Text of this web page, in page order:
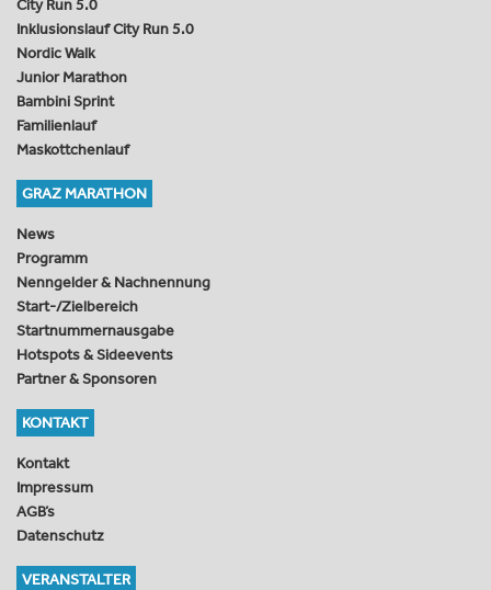
City Run 5.0
Inklusionslauf City Run 5.0
Nordic Walk
Junior Marathon
Bambini Sprint
Familienlauf
Maskottchenlauf
GRAZ MARATHON
News
Programm
Nenngelder & Nachnennung
Start-/Zielbereich
Startnummernausgabe
Hotspots & Sideevents
Partner & Sponsoren
KONTAKT
Kontakt
Impressum
AGB’s
Datenschutz
VERANSTALTER